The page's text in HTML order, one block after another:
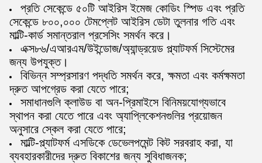
প্রতি সেকেন্ডে ৫০টি আইরিস ইমেজ কোডিং স্পিড এবং প্রতি
সেকেন্ডে ৮০০,০০০ টেমপ্লেট আইরিস ডেটা তুলনার গতি এবং
মাল্টি-কার্ড সমান্তরাল প্রসেসিং সমর্থন করে।
এক্স৮৬/এআরএম/উইন্ডোজ/অ্যান্ড্রয়েড প্ল্যাটফর্ম সিস্টেমের
জন্য উপযুক্ত।
বিভিন্ন সম্প্রসারণ পদ্ধতি সমর্থন করে, ক্ষমতা এবং কর্মক্ষমতা
দ্রুত আপগ্রেড করা যেতে পারে;
সমাধানগুলি ক্লাউড বা অন-প্রিমাইসে বিনিময়যোগ্যভাবে
স্থাপন করা যেতে পারে এবং অ্যাপ্লিকেশনগুলির প্রয়োজন
অনুসারে স্কেল করা যেতে পারে;
মাল্টি-প্ল্যাটফর্ম এসডিকে ডেভেলপমেন্ট কিট সরবরাহ করা, যা
ব্যবহারকারীদের দ্রুত বিকাশের জন্য সুবিধাজনক;